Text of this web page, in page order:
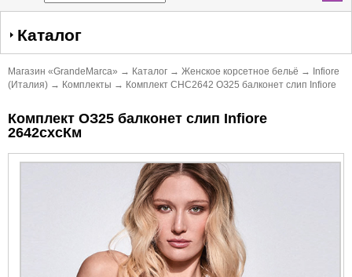
Каталог
Магазин «GrandeMarca» → Каталог → Женское корсетное бельё → Infiore
(Италия) → Комплекты → Комплект CHC2642 ОЗ25 балконет слип Infiore
Комплект ОЗ25 балконет слип Infiore
2642схсКм